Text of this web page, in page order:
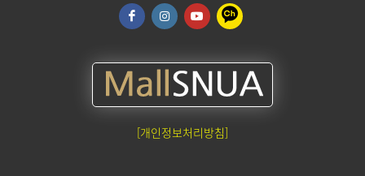
[개인정보처리방침]